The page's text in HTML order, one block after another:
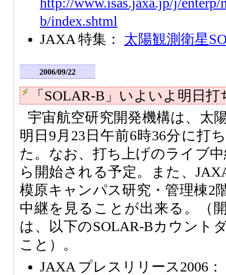
b/index.shtml
JAXA 特集： 太陽観測衛星
2006/09/22
「SOLAR-B」いよいよ明日
宇宙航空研究開発機構は、太
明日9月23日午前6時36分に打
た。なお、打ち上げのライブ
ら開始される予定。また、
模原キャンパス研究・管理棟2
中継を見ることが出来る。（
は、以下のSOLAR-Bカウント
こと）。
JAXA プレスリリース2006：